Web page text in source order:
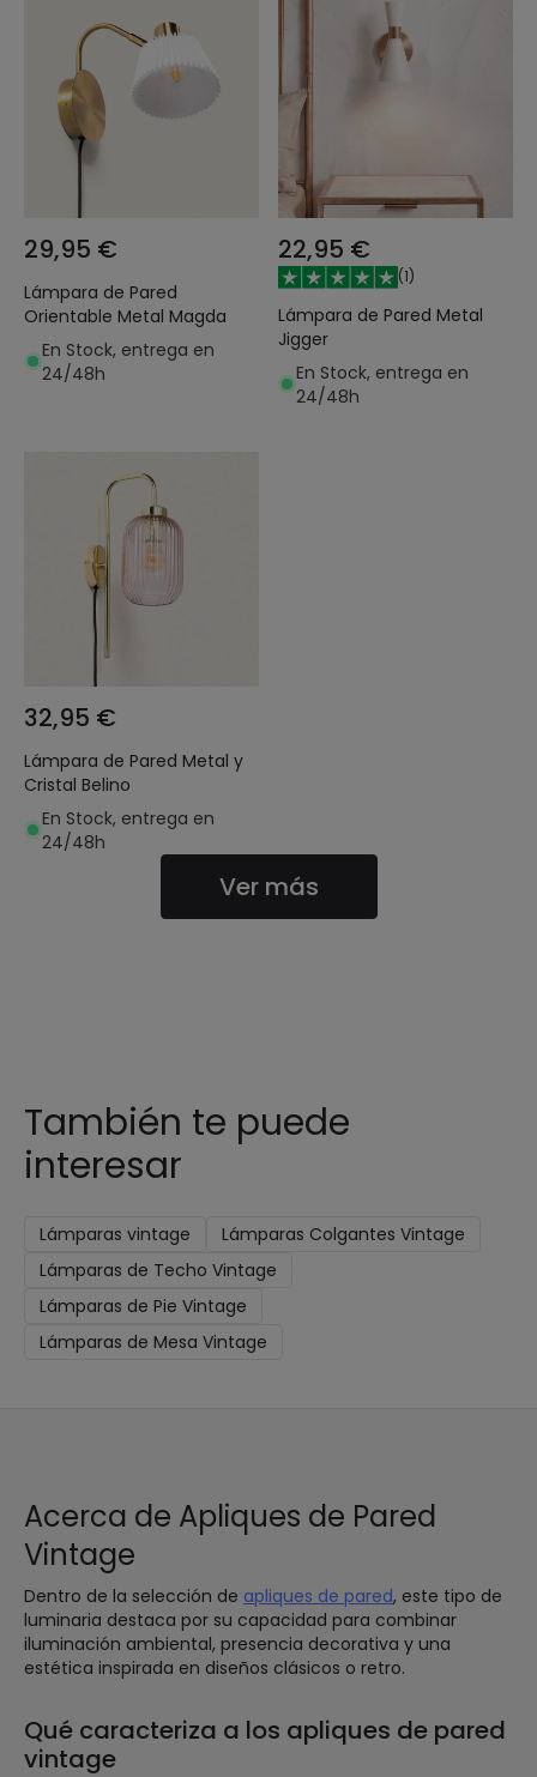
29,95 €
Lámpara de Pared
Orientable Metal Magda
En Stock, entrega en
24/48h
22,95 €
(1)
Lámpara de Pared Metal
Jigger
En Stock, entrega en
24/48h
32,95 €
Lámpara de Pared Metal y
Cristal Belino
En Stock, entrega en
24/48h
Ver más
También te puede
interesar
Lámparas vintage
Lámparas Colgantes Vintage
Lámparas de Techo Vintage
Lámparas de Pie Vintage
Lámparas de Mesa Vintage
Acerca de Apliques de Pared
Vintage
Dentro de la selección de apliques de pared, este tipo de
luminaria destaca por su capacidad para combinar
iluminación ambiental, presencia decorativa y una
estética inspirada en diseños clásicos o retro.
Qué caracteriza a los apliques de pared
vintage